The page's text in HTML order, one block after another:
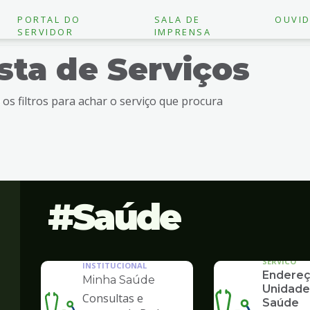
PORTAL DO
SERVIDOR
SALA DE
IMPRENSA
de Serviços
os filtros para achar o serviço que procura
Saúde
INSTITUCIONAL
Minha Saúde
Consultas e
SERVICO
Saúde